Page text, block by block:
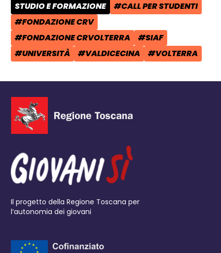
CATEGORIA POST:
STUDIO E FORMAZIONE TAG:
#CALL PER STUDENTI
TAG:
#FONDAZIONE CRV
TAG:
#FONDAZIONE CRVOLTERRA TAG:
#SIAF
TAG:
#UNIVERSITÀ TAG:
#VALDICECINA TAG:
#VOLTERRA
Il progetto della Regione Toscana per
l’autonomia dei giovani